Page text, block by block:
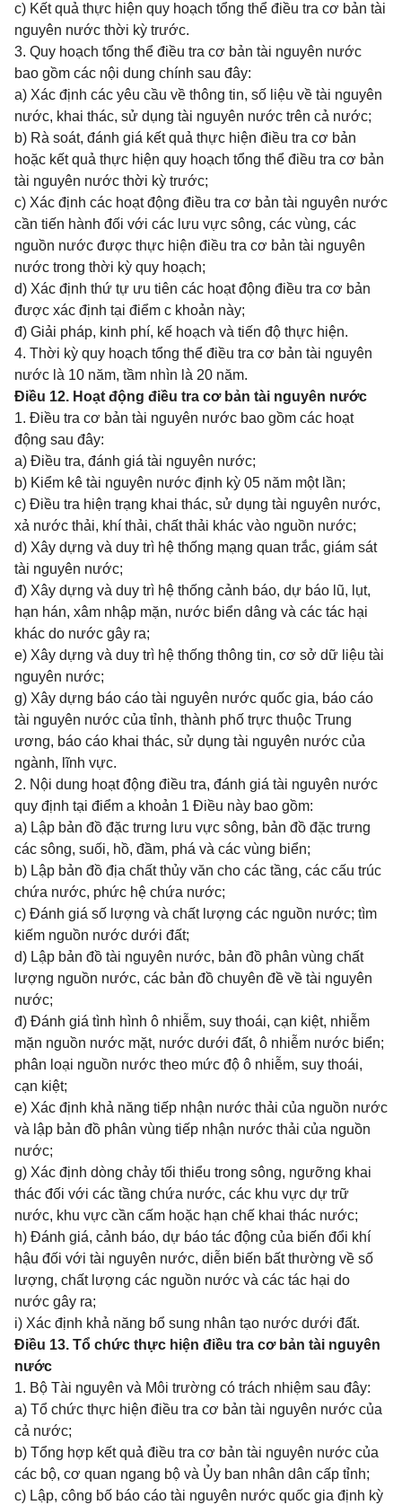
c) Kết quả thực hiện quy hoạch tổng thể điều tra cơ bản tài
nguyên nước thời kỳ trước.
3. Quy hoạch tổng thể điều tra cơ bản tài nguyên nước
bao gồm các nội dung chính sau đây:
a) Xác định các yêu cầu về thông tin, số liệu về tài nguyên
nước, khai thác, sử dụng tài nguyên nước trên cả nước;
b) Rà soát, đánh giá kết quả thực hiện điều tra cơ bản
hoặc kết quả thực hiện quy hoạch tổng thể điều tra cơ bản
tài nguyên nước thời kỳ trước;
c) Xác định các hoạt động điều tra cơ bản tài nguyên nước
cần tiến hành đối với các lưu vực sông, các vùng, các
nguồn nước được thực hiện điều tra cơ bản tài nguyên
nước trong thời kỳ quy hoạch;
d) Xác định thứ tự ưu tiên các hoạt động điều tra cơ bản
được xác định tại điểm c khoản này;
đ) Giải pháp, kinh phí, kế hoạch và tiến độ thực hiện.
4. Thời kỳ quy hoạch tổng thể điều tra cơ bản tài nguyên
nước là 10 năm, tầm nhìn là 20 năm.
Điều 12. Hoạt động điều tra cơ bản tài nguyên nước
1. Điều tra cơ bản tài nguyên nước bao gồm các hoạt
động sau đây:
a) Điều tra, đánh giá tài nguyên nước;
b) Kiểm kê tài nguyên nước định kỳ 05 năm một lần;
c) Điều tra hiện trạng khai thác, sử dụng tài nguyên nước,
xả nước thải, khí thải, chất thải khác vào nguồn nước;
d) Xây dựng và duy trì hệ thống mạng quan trắc, giám sát
tài nguyên nước;
đ) Xây dựng và duy trì hệ thống cảnh báo, dự báo lũ, lụt,
hạn hán, xâm nhập mặn, nước biển dâng và các tác hại
khác do nước gây ra;
e) Xây dựng và duy trì hệ thống thông tin, cơ sở dữ liệu tài
nguyên nước;
g) Xây dựng báo cáo tài nguyên nước quốc gia, báo cáo
tài nguyên nước của tỉnh, thành phố trực thuộc Trung
ương, báo cáo khai thác, sử dụng tài nguyên nước của
ngành, lĩnh vực.
2. Nội dung hoạt động điều tra, đánh giá tài nguyên nước
quy định tại điểm a khoản 1 Điều này bao gồm:
a) Lập bản đồ đặc trưng lưu vực sông, bản đồ đặc trưng
các sông, suối, hồ, đầm, phá và các vùng biển;
b) Lập bản đồ địa chất thủy văn cho các tầng, các cấu trúc
chứa nước, phức hệ chứa nước;
c) Đánh giá số lượng và chất lượng các nguồn nước; tìm
kiếm nguồn nước dưới đất;
d) Lập bản đồ tài nguyên nước, bản đồ phân vùng chất
lượng nguồn nước, các bản đồ chuyên đề về tài nguyên
nước;
đ) Đánh giá tình hình ô nhiễm, suy thoái, cạn kiệt, nhiễm
mặn nguồn nước mặt, nước dưới đất, ô nhiễm nước biển;
phân loại nguồn nước theo mức độ ô nhiễm, suy thoái,
cạn kiệt;
e) Xác định khả năng tiếp nhận nước thải của nguồn nước
và lập bản đồ phân vùng tiếp nhận nước thải của nguồn
nước;
g) Xác định dòng chảy tối thiểu trong sông, ngưỡng khai
thác đối với các tầng chứa nước, các khu vực dự trữ
nước, khu vực cần cấm hoặc hạn chế khai thác nước;
h) Đánh giá, cảnh báo, dự báo tác động của biến đổi khí
hậu đối với tài nguyên nước, diễn biến bất thường về số
lượng, chất lượng các nguồn nước và các tác hại do
nước gây ra;
i) Xác định khả năng bổ sung nhân tạo nước dưới đất.
Điều 13. Tổ chức thực hiện điều tra cơ bản tài nguyên
nước
1. Bộ Tài nguyên và Môi trường có trách nhiệm sau đây:
a) Tổ chức thực hiện điều tra cơ bản tài nguyên nước của
cả nước;
b) Tổng hợp kết quả điều tra cơ bản tài nguyên nước của
các bộ, cơ quan ngang bộ và Ủy ban nhân dân cấp tỉnh;
c) Lập, công bố báo cáo tài nguyên nước quốc gia định kỳ